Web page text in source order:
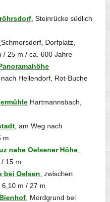
, Steinrücke südlich
Schmorsdorf, Dorfplatz,
/ 25 m / ca. 600 Jahre
Hellendorf, Rot-Buche
Hartmannsbach,
, am Weg nach
m
nahe Oelsener Höhe
15 m
bei Oelsen , zwischen
m / 27 m
, Mordgrund bei